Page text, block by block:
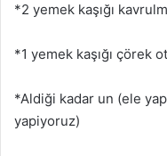
*2 yemek kaşığı
*1 yemek kaşığı çörek
*Aldiği kadar un (ele
yapiyoruz)